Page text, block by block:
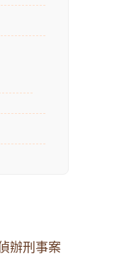
辦刑事案